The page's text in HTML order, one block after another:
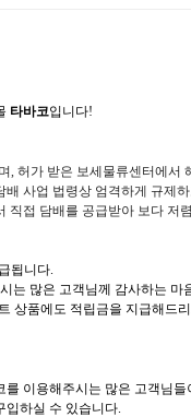
타바코입니다!
, 허가 받은 보세물류센터에서
배 사업 법령상 엄격하게 규제
직접 담배를 공급받아 보다 저
됩니다.
는 많은 고객님께 감사하는 마
상품에도 적립금을 지급해드
를 이용해주시는 많은 고객님
입하실 수 있습니다.